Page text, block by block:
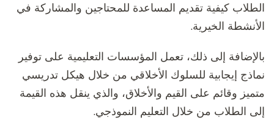
الطلاب كيفية تقديم المساعدة للمحتاجين والمشاركة في
الأنشطة الخيرية.
بالإضافة إلى ذلك، تعمل المؤسسات التعليمية على توفير
نماذج إيجابية للسلوك الأخلاقي من خلال هيكل تدريسي
متميز وقائم على القيم والأخلاق، والذي ينقل هذه القيمة
إلى الطلاب من خلال التعليم النموذجي.